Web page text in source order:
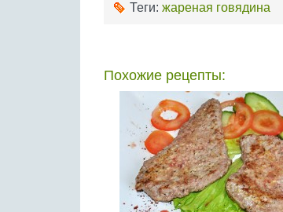
Теги: жареная говядина
Похожие рецепты: